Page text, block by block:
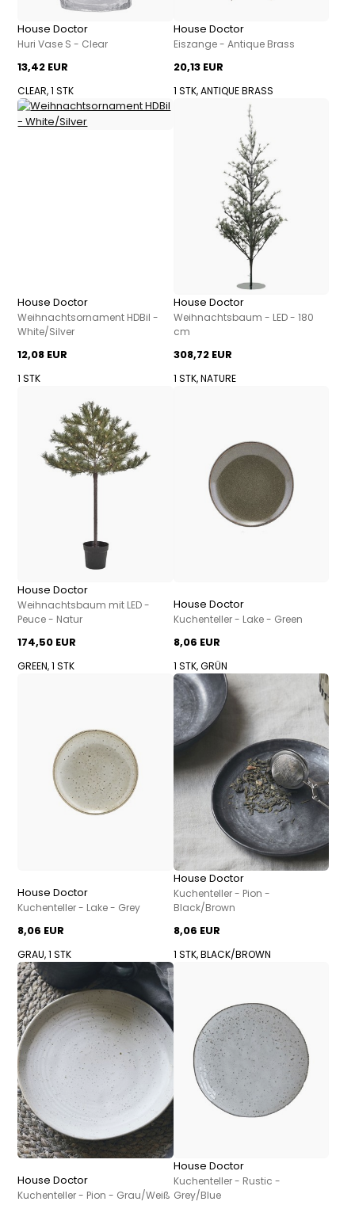
House Doctor
Huri Vase S - Clear
13,42 EUR
CLEAR, 1 STK
House Doctor
Eiszange - Antique Brass
20,13 EUR
1 STK, ANTIQUE BRASS
House Doctor
Weihnachtsornament HDBil -
White/Silver
12,08 EUR
1 STK
House Doctor
Weihnachtsbaum - LED - 180
cm
308,72 EUR
1 STK, NATURE
House Doctor
Weihnachtsbaum mit LED -
Peuce - Natur
174,50 EUR
GREEN, 1 STK
House Doctor
Kuchenteller - Lake - Green
8,06 EUR
1 STK, GRÜN
House Doctor
Kuchenteller - Lake - Grey
8,06 EUR
GRAU, 1 STK
House Doctor
Kuchenteller - Pion -
Black/Brown
8,06 EUR
1 STK, BLACK/BROWN
House Doctor
Kuchenteller - Pion - Grau/Weiß
House Doctor
Kuchenteller - Rustic -
Grey/Blue